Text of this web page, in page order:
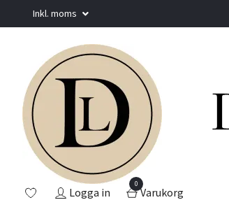
Inkl. moms
Logga in
0
Varukorg